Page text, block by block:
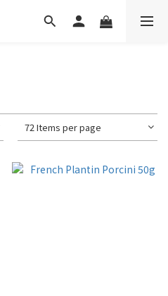
72 Items per page